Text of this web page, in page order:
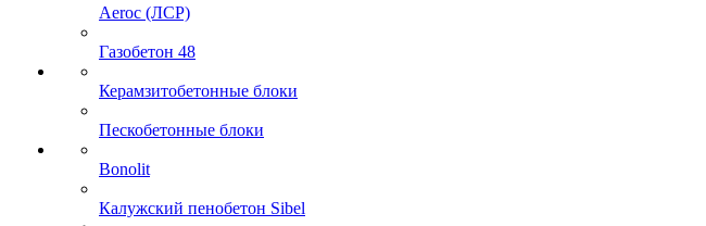
Aeroc (ЛСР)
Газобетон 48
Керамзитобетонные блоки
Пескобетонные блоки
Bonolit
Калужский пенобетон Sibel